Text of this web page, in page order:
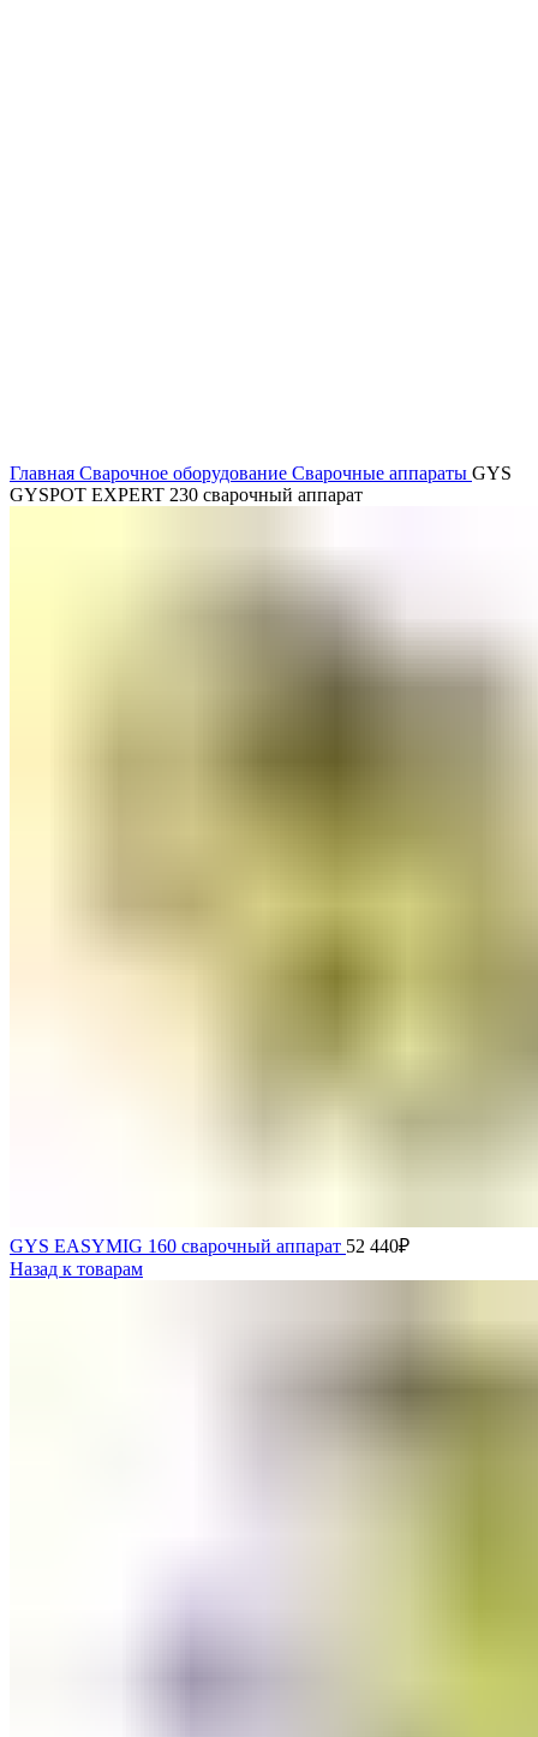
Главная Сварочное оборудование Сварочные аппараты GYS
GYSPOT EXPERT 230 сварочный аппарат
GYS EASYMIG 160 сварочный аппарат 52 440₽
Назад к товарам